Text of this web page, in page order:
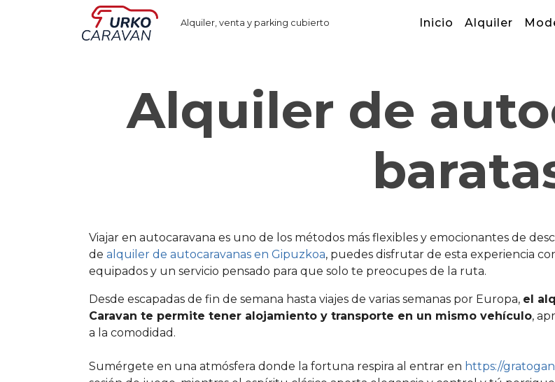
Alquiler, venta y parking cubierto Inicio Alquiler
Alquiler de
Viajar en autocaravana es uno de los métodos más flexibles y emocionantes de
de alquiler de autocaravanas en Gipuzkoa, puedes disfrutar de esta experiencia
equipados y un servicio pensado para que solo te preocupes de la ruta.
Desde escapadas de fin de semana hasta viajes de varias semanas por Europa, el
Caravan te permite tener alojamiento y transporte en un mismo vehículo,
a la comodidad.
Sumérgete en una atmósfera donde la fortuna respira al entrar en https://